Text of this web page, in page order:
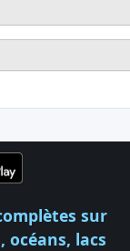
sur
océans, lacs